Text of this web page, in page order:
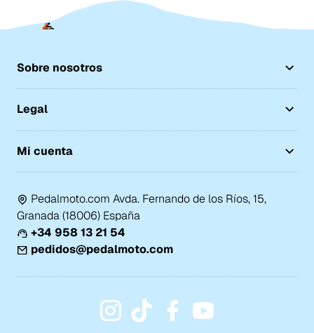
Sobre nosotros
Legal
Mi cuenta
Pedalmoto.com Avda. Fernando de los Ríos, 15,
Granada (18006) España
+34 958 13 21 54
pedidos@pedalmoto.com